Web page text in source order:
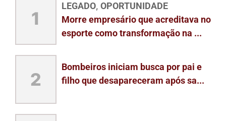
1
LEGADO, OPORTUNIDADE
Morre empresário que acreditava no
esporte como transformação na ...
2
Bombeiros iniciam busca por pai e
filho que desapareceram após sa...